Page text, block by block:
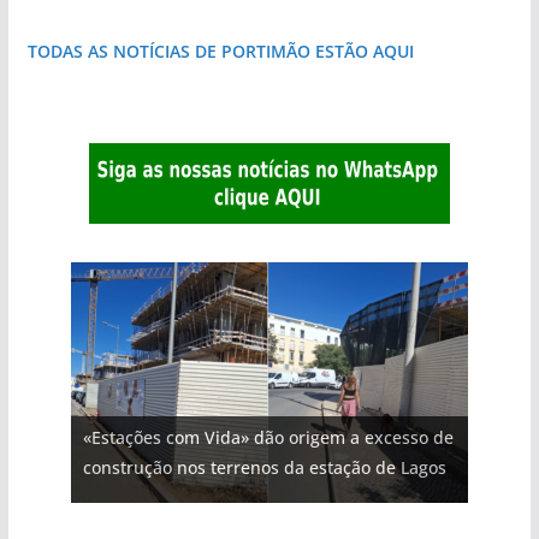
TODAS AS NOTÍCIAS DE PORTIMÃO ESTÃO AQUI
«Estações com Vida» dão origem a excesso de
construção nos terrenos da estação de Lagos